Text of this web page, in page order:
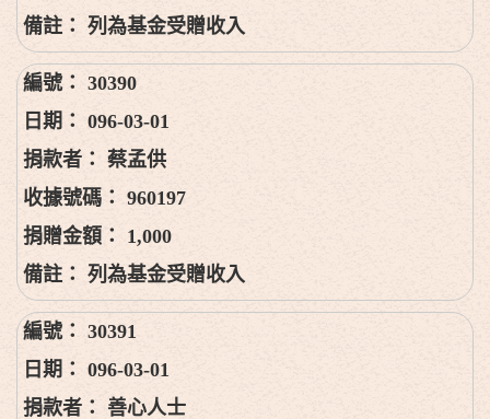
列為基金受贈收入
30390
096-03-01
蔡孟供
960197
1,000
列為基金受贈收入
30391
096-03-01
善心人士